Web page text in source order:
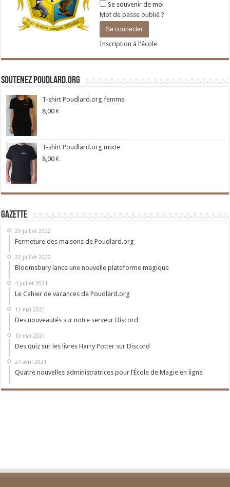
Se souvenir de moi
Mot de passe oublié ?
Inscription à l'école
Soutenez Poudlard.org
T-shirt Poudlard.org femme
8,00 €
T-shirt Poudlard.org mixte
8,00 €
Gazette
29 juillet 2022
Fermeture des maisons de Poudlard.org
22 juillet 2022
Bloomsbury lance une nouvelle plateforme magique
4 juillet 2021
Le Cahier de vacances de Poudlard.org
11 mai 2021
Des nouveautés sur notre serveur Discord
10 mai 2021
Des quiz sur les livres Harry Potter sur Discord
27 avril 2021
Quatre nouvelles administratrices pour l’École de Magie en ligne